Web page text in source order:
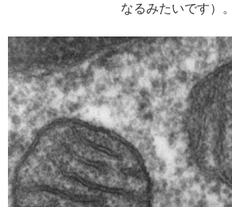
なるみたいです）。